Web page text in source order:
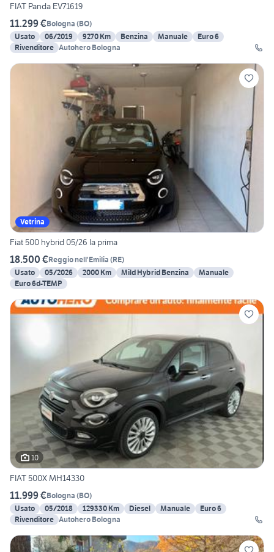
FIAT Panda EV71619
11.299 €Bologna (BO)
Usato
06/2019 9270 Km Benzina Manuale
Euro 6
Rivenditore Autohero Bologna
Vetrina
Fiat 500 hybrid 05/26 la prima
18.500 €Reggio nell'Emilia (RE)
Usato
05/2026 2000 Km Mild Hybrid Benzina
Manuale
Euro 6d-TEMP
10
FIAT 500X MH14330
11.999 €Bologna (BO)
Usato
05/2018 129330 Km Diesel Manuale
Euro 6
Rivenditore Autohero Bologna